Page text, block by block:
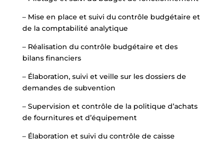
– Mise en place et suivi du contrôle budgétaire et
de la comptabilité analytique
– Réalisation du contrôle budgétaire et des
bilans financiers
– Élaboration, suivi et veille sur les dossiers de
demandes de subvention
– Supervision et contrôle de la politique d’achats
de fournitures et d’équipement
– Élaboration et suivi du contrôle de caisse